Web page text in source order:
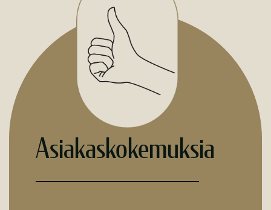
Asiakaskokemuksia